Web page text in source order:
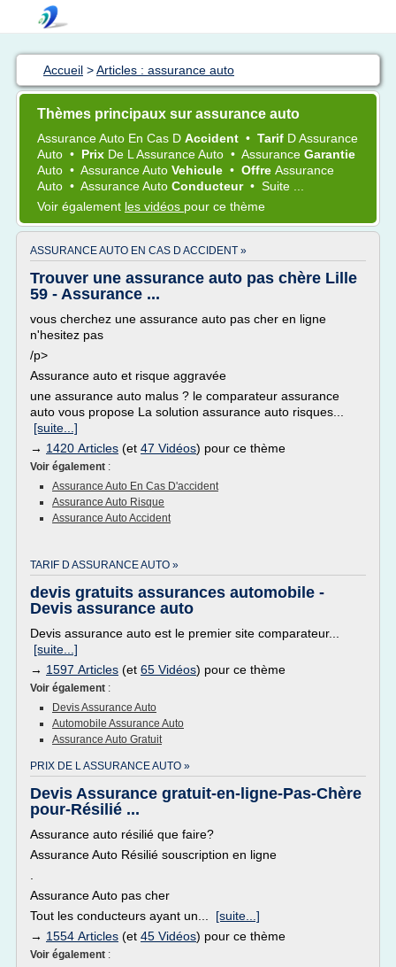
Accueil >Articles : assurance auto
Thèmes principaux sur assurance auto
Assurance Auto En Cas D Accident • Tarif DAssurance
Auto • Prix De L Assurance Auto • Assurance Garantie
Auto • Assurance Auto Vehicule • Offre Assurance
Auto • Assurance Auto Conducteur • Suite ...
Voir également les vidéos pour ce thème
ASSURANCE AUTO EN CAS D ACCIDENT »
Trouver une assurance auto pas chère Lille
59 - Assurance ...
vous cherchez une assurance auto pas cher en ligne
n'hesitez pas
/p>
Assurance auto et risque aggravée
une assurance auto malus ? le comparateur assurance
auto vous propose La solution assurance auto risques...
[suite...]
→ 1420 Articles (et 47 Vidéos) pour ce thème
Voir également :
Assurance Auto En Cas D'accident
Assurance Auto Risque
Assurance Auto Accident
TARIF D ASSURANCE AUTO »
devis gratuits assurances automobile -
Devis assurance auto
Devis assurance auto est le premier site comparateur...
[suite...]
→ 1597 Articles (et 65 Vidéos) pour ce thème
Voir également :
Devis Assurance Auto
Automobile Assurance Auto
Assurance Auto Gratuit
PRIX DE L ASSURANCE AUTO »
Devis Assurance gratuit-en-ligne-Pas-Chère
pour-Résilié ...
Assurance auto résilié que faire?
Assurance Auto Résilié souscription en ligne
Assurance Auto pas cher
Tout les conducteurs ayant un... [suite...]
→ 1554 Articles (et 45 Vidéos) pour ce thème
Voir également :